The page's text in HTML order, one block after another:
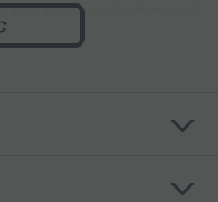
があるタイプの車両はご
、緑ナンバー等）でのご
ご入庫できません。